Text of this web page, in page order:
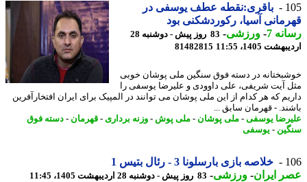
باقری:نقطه عطف یوسفی در
آسیا، رکوردشکنی بود
7
-ورزشی-
83 روز پیش - دوشنبه 28
1405، 11:55
81482815
در دسته فوق سنگین ملی پوشان خوبی
آیت شریفی، علی داوودی و علیرضا یوسفی را
که هر کدام از این ملی پوشان می توانند در المپیک برای ایران افتخارآفرین
- قهرمان سابق ...
یوسفی-ملی پوشان-ملی پوش-وزنه برداری- قهرمان -دسته فوق
-یوسفی
خلاصه بازی بارسلونا 3 - رئال بتیس 1
ایران- ورزشی-83 روز پیش - دوشنبه 28 اردیبهشت 1405، 11:45